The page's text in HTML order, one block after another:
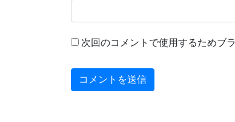
次回のコメントで使用するためブ